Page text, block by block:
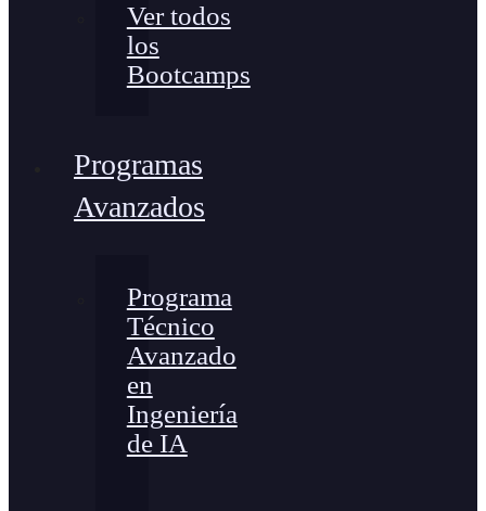
Ver todos
los
Bootcamps
Programas
Avanzados
Programa
Técnico
Avanzado
en
Ingeniería
de IA